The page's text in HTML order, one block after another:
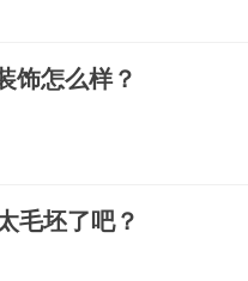
饰怎么样？
毛坯了吧？